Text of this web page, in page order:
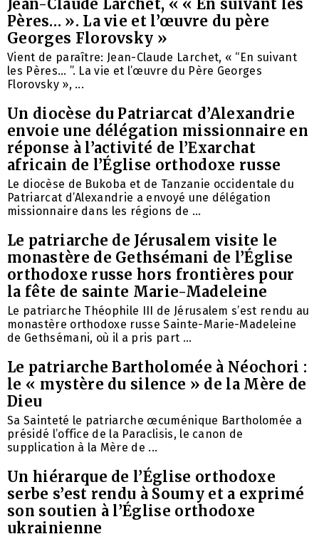
Jean-Claude Larchet, « « En suivant les
Pères… ». La vie et l’œuvre du père
Georges Florovsky »
Vient de paraître: Jean-Claude Larchet, « “En suivant
les Pères… ”. La vie et l’œuvre du Père Georges
Florovsky », ...
Un diocèse du Patriarcat d’Alexandrie
envoie une délégation missionnaire en
réponse à l’activité de l’Exarchat
africain de l’Église orthodoxe russe
Le diocèse de Bukoba et de Tanzanie occidentale du
Patriarcat d’Alexandrie a envoyé une délégation
missionnaire dans les régions de ...
Le patriarche de Jérusalem visite le
monastère de Gethsémani de l’Église
orthodoxe russe hors frontières pour
la fête de sainte Marie-Madeleine
Le patriarche Théophile III de Jérusalem s’est rendu au
monastère orthodoxe russe Sainte-Marie-Madeleine
de Gethsémani, où il a pris part ...
Le patriarche Bartholomée à Néochori :
le « mystère du silence » de la Mère de
Dieu
Sa Sainteté le patriarche œcuménique Bartholomée a
présidé l’office de la Paraclisis, le canon de
supplication à la Mère de ...
Un hiérarque de l’Église orthodoxe
serbe s’est rendu à Soumy et a exprimé
son soutien à l’Église orthodoxe
ukrainienne